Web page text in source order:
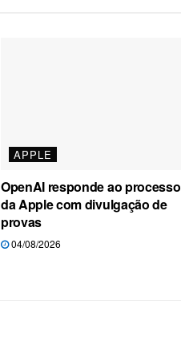
APPLE
OpenAI responde ao processo
da Apple com divulgação de
provas
04/08/2026